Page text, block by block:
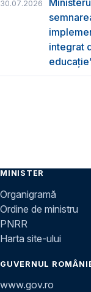
30.07.2026
integrat
MINISTER
Organigramă
Ordine de ministru
PNRR
Harta site-ului
GUVERNUL
www.gov.ro